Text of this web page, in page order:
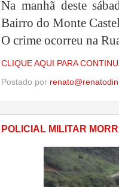
Na manhã deste
Bairro do Monte
O crime ocorreu na
CLIQUE AQUI PARA
Postado por
POLICIAL MILITAR